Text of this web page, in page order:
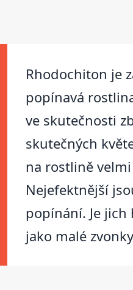
Rhodochiton je
popínavá
ve skutečnosti
skutečných
na rostlině
Nejefektnější
popínání. Je
jako malé